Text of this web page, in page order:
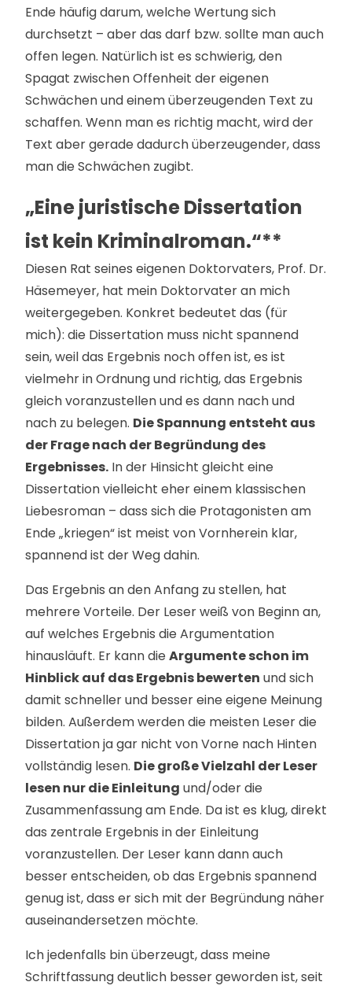
Ende häufig darum, welche Wertung sich
durchsetzt – aber das darf bzw. sollte man auch
offen legen. Natürlich ist es schwierig, den
Spagat zwischen Offenheit der eigenen
Schwächen und einem überzeugenden Text zu
schaffen. Wenn man es richtig macht, wird der
Text aber gerade dadurch überzeugender, dass
man die Schwächen zugibt.
„Eine juristische Dissertation
ist kein Kriminalroman.“**
Diesen Rat seines eigenen Doktorvaters, Prof. Dr.
Häsemeyer, hat mein Doktorvater an mich
weitergegeben. Konkret bedeutet das (für
mich): die Dissertation muss nicht spannend
sein, weil das Ergebnis noch offen ist, es ist
vielmehr in Ordnung und richtig, das Ergebnis
gleich voranzustellen und es dann nach und
nach zu belegen. Die Spannung entsteht aus
der Frage nach der Begründung des
Ergebnisses. In der Hinsicht gleicht eine
Dissertation vielleicht eher einem klassischen
Liebesroman – dass sich die Protagonisten am
Ende „kriegen“ ist meist von Vornherein klar,
spannend ist der Weg dahin.
Das Ergebnis an den Anfang zu stellen, hat
mehrere Vorteile. Der Leser weiß von Beginn an,
auf welches Ergebnis die Argumentation
hinausläuft. Er kann die Argumente schon im
Hinblick auf das Ergebnis bewerten und sich
damit schneller und besser eine eigene Meinung
bilden. Außerdem werden die meisten Leser die
Dissertation ja gar nicht von Vorne nach Hinten
vollständig lesen. Die große Vielzahl der Leser
lesen nur die Einleitung und/oder die
Zusammenfassung am Ende. Da ist es klug, direkt
das zentrale Ergebnis in der Einleitung
voranzustellen. Der Leser kann dann auch
besser entscheiden, ob das Ergebnis spannend
genug ist, dass er sich mit der Begründung näher
auseinandersetzen möchte.
Ich jedenfalls bin überzeugt, dass meine
Schriftfassung deutlich besser geworden ist, seit